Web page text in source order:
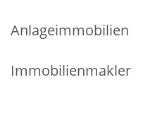
Anlageimmobilien
Immobilienmakler